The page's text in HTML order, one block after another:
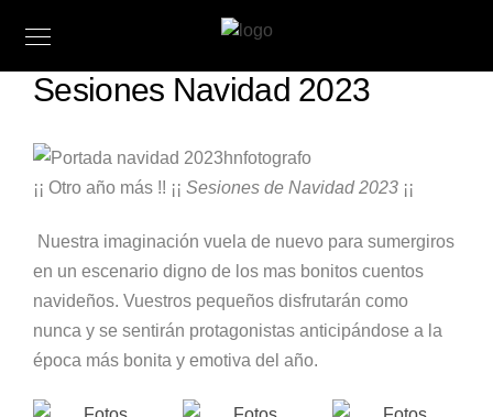
Sesiones Navidad 2023
¡¡ Otro año más !! ¡¡ Sesiones de Navidad 2023 ¡¡
Nuestra imaginación vuela de nuevo para sumergiros
en un escenario digno de los mas bonitos cuentos
navideños. Vuestros pequeños disfrutarán como
nunca y se sentirán protagonistas anticipándose a la
época más bonita y emotiva del año.